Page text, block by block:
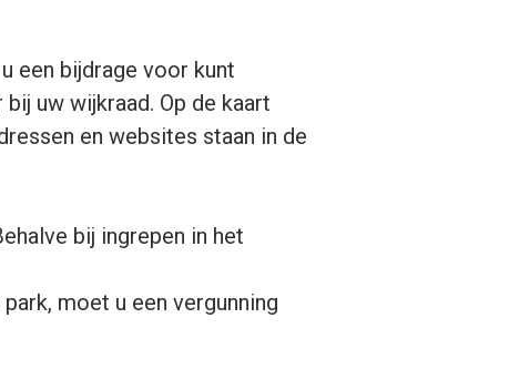
een bijdrage voor kunt
uw wijkraad. Op de kaart
en websites staan in de
bij ingrepen in het
moet u een vergunning